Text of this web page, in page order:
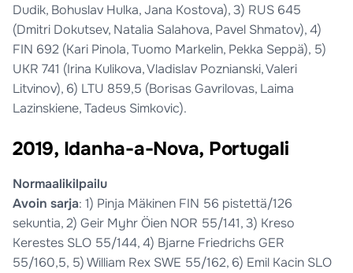
Dudik, Bohuslav Hulka, Jana Kostova), 3) RUS 645
(Dmitri Dokutsev, Natalia Salahova, Pavel Shmatov), 4)
FIN 692 (Kari Pinola, Tuomo Markelin, Pekka Seppä), 5)
UKR 741 (Irina Kulikova, Vladislav Poznianski, Valeri
Litvinov), 6) LTU 859,5 (Borisas Gavrilovas, Laima
Lazinskiene, Tadeus Simkovic).
2019, Idanha-a-Nova, Portugali
Normaalikilpailu
Avoin sarja: 1) Pinja Mäkinen FIN 56 pistettä/126
sekuntia, 2) Geir Myhr Öien NOR 55/141, 3) Kreso
Kerestes SLO 55/144, 4) Bjarne Friedrichs GER
55/160,5, 5) William Rex SWE 55/162, 6) Emil Kacin SLO